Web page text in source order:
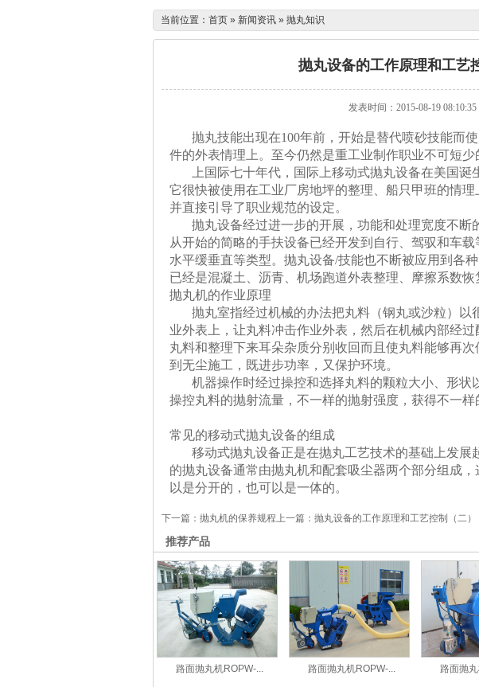
当前位置： 首页 » 新闻资讯 » 抛丸知识
抛丸设备的工作原理和工艺
发表时间：2015-08-19 08:10:35
抛丸技能出现在100年前，开始是替代喷砂技能而
件的外表情理上。至今仍然是重工业制作职业不可短少
上国际七十年代，国际上移动式抛丸设备在美国诞
它很快被使用在工业厂房地坪的整理、船只甲班的情理
并直接引导了职业规范的设定。
抛丸设备经过进一步的开展，功能和处理宽度不断
从开始的简略的手扶设备已经开发到自行、驾驭和车载
水平缓垂直等类型。抛丸设备/技能也不断被应用到各
已经是混凝土、沥青、机场跑道外表整理、摩擦系数恢
抛丸机的作业原理
抛丸室指经过机械的办法把丸料（钢丸或沙粒）以
业外表上，让丸料冲击作业外表，然后在机械内部经
丸料和整理下来耳朵杂质分别收回而且使丸料能够再
到无尘施工，既进步功率，又保护环境。
机器操作时经过操控和选择丸料的颗粒大小、形状
操控丸料的抛射流量，不一样的抛射强度，获得不一样
常见的移动式抛丸设备的组成
移动式抛丸设备正是在抛丸工艺技术的基础上发展
的抛丸设备通常由抛丸机和配套吸尘器两个部分组成
以是分开的，也可以是一体的。
下一篇： 抛丸机的保养规程上一篇： 抛丸设备的工作原理和工艺控制（二）
推荐产品
路面抛丸机ROPW-... 路面抛丸机ROPW-... 路面抛